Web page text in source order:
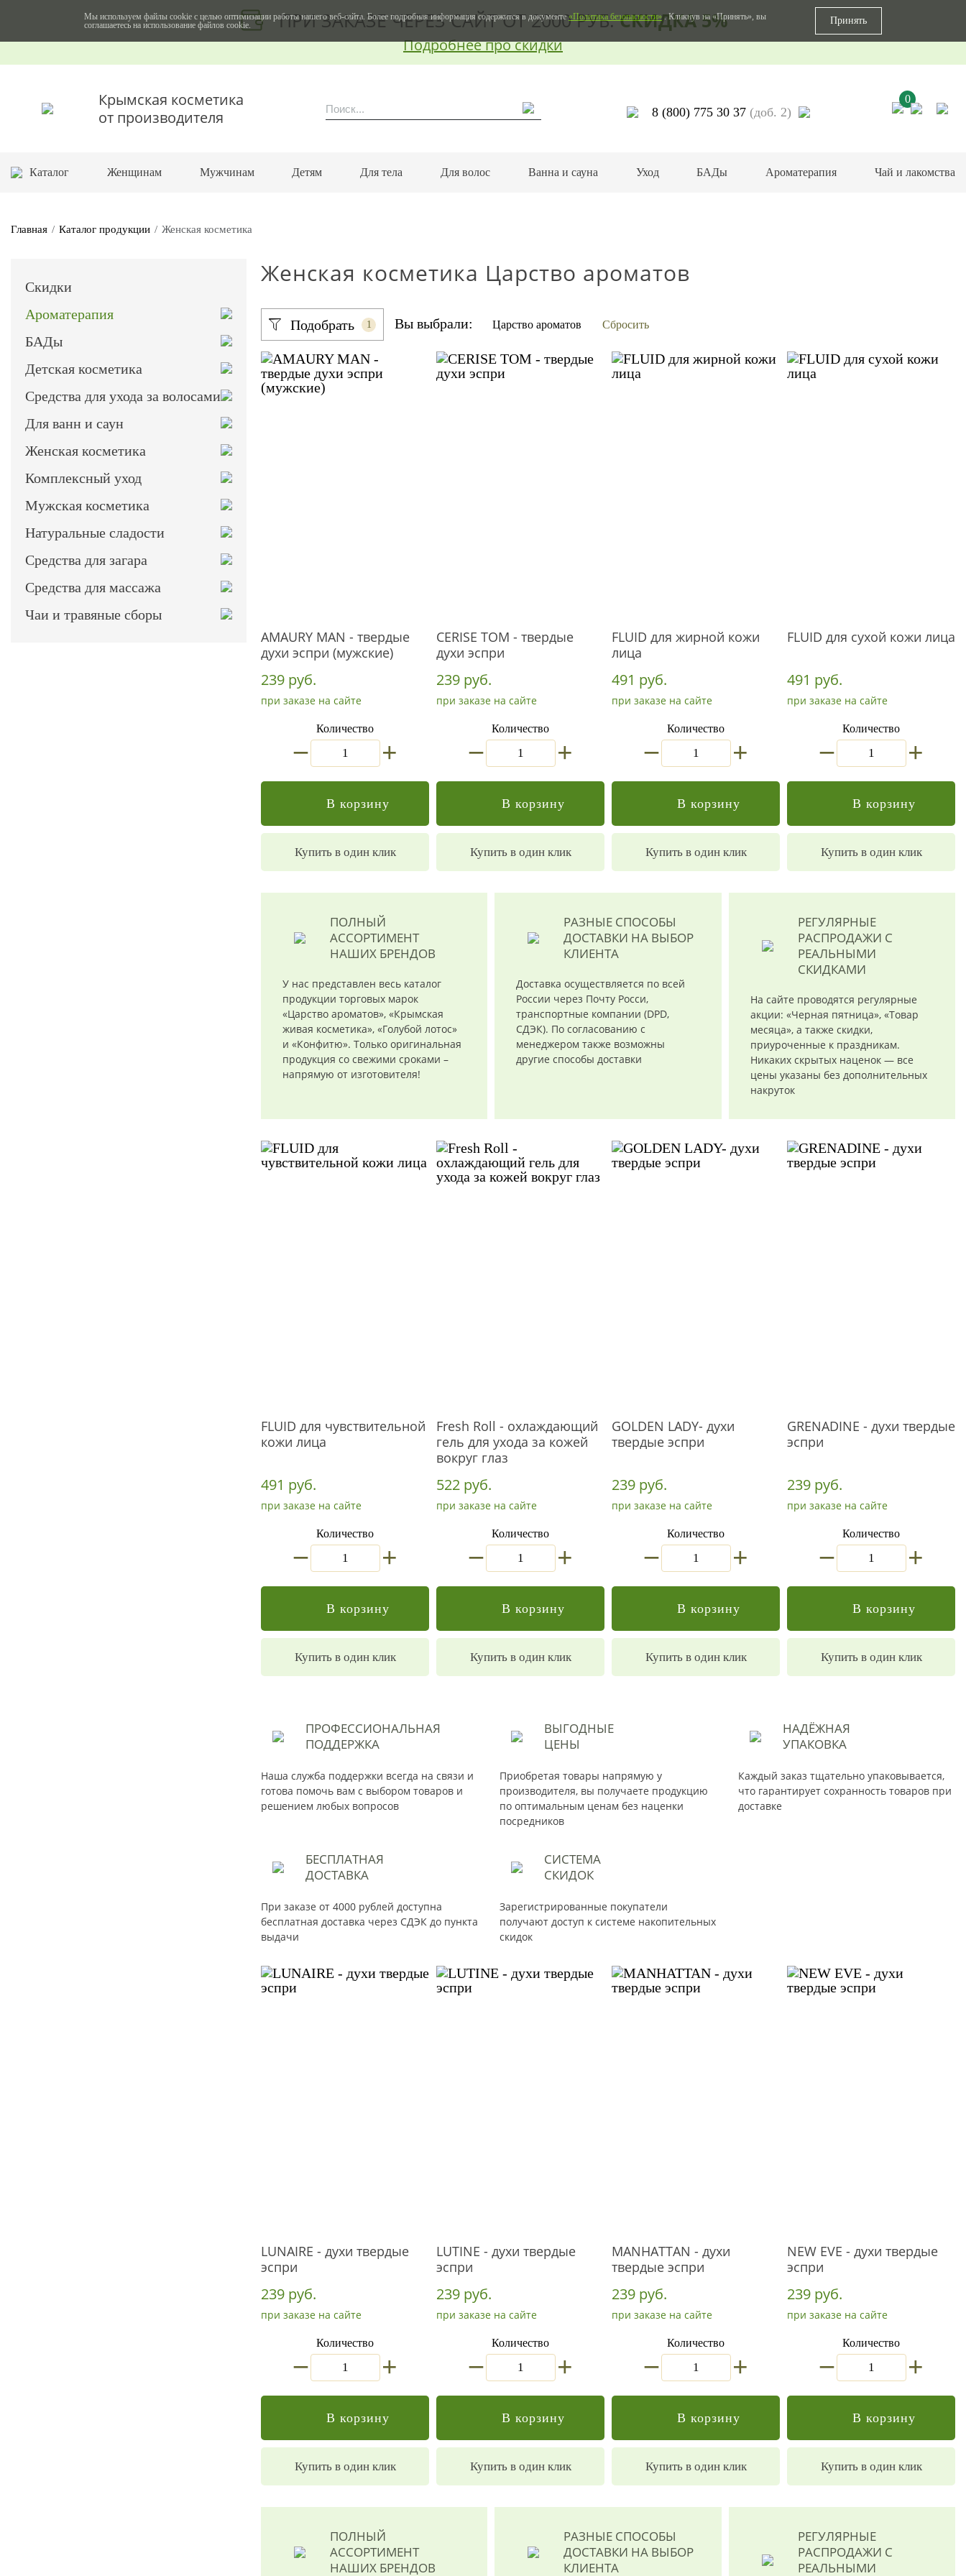
ПРИ ЗАКАЗЕ ЧЕРЕЗ САЙТ ОТ 2000 РУБ.СКИДКА 5%
Подробнее про скидки
Крымская косметика
от производителя
8 (800) 775 30 37 (доб. 2)
0
Каталог Женщинам Мужчинам Детям Для тела Для волос Ванна и сауна Уход БАДы Ароматерапия Чай и лакомства
Главная Каталог продукции Женская косметика
Скидки
Ароматерапия
БАДы
Детская косметика
Средства для ухода за волосами
Для ванн и саун
Женская косметика
Комплексный уход
Мужская косметика
Натуральные сладости
Средства для загара
Средства для массажа
Чаи и травяные сборы
Женская косметика Царство ароматов
Подобрать 1 Вы выбрали: Царство ароматов Сбросить
AMAURY MAN - твердые
духи эспри (мужские)
239 руб.
при заказе на сайте
Количество
+
В корзину
Купить в один клик
CERISE TOM - твердые
духи эспри
239 руб.
при заказе на сайте
Количество
+
В корзину
Купить в один клик
FLUID для жирной кожи
лица
491 руб.
при заказе на сайте
Количество
+
В корзину
Купить в один клик
FLUID для сухой кожи лица
491 руб.
при заказе на сайте
Количество
+
В корзину
Купить в один клик
ПОЛНЫЙ
АССОРТИМЕНТ
НАШИХ БРЕНДОВ
У нас представлен весь каталог
продукции торговых марок
«Царство ароматов», «Крымская
живая косметика», «Голубой лотос»
и «Конфитю». Только оригинальная
продукция со свежими сроками –
напрямую от изготовителя!
РАЗНЫЕ СПОСОБЫ
ДОСТАВКИ НА ВЫБОР
КЛИЕНТА
Доставка осуществляется по всей
России через Почту Росси,
транспортные компании (DPD,
СДЭК). По согласованию с
менеджером также возможны
другие способы доставки
РЕГУЛЯРНЫЕ
РАСПРОДАЖИ С
РЕАЛЬНЫМИ
СКИДКАМИ
На сайте проводятся регулярные
акции: «Черная пятница», «Товар
месяца», а также скидки,
приуроченные к праздникам.
Никаких скрытых наценок — все
цены указаны без дополнительных
накруток
FLUID для чувствительной
кожи лица
491 руб.
при заказе на сайте
Количество
+
В корзину
Купить в один клик
Fresh Roll - охлаждающий
гель для ухода за кожей
вокруг глаз
522 руб.
при заказе на сайте
Количество
+
В корзину
Купить в один клик
GOLDEN LADY- духи
твердые эспри
239 руб.
при заказе на сайте
Количество
+
В корзину
Купить в один клик
GRENADINE - духи твердые
эспри
239 руб.
при заказе на сайте
Количество
+
В корзину
Купить в один клик
ПРОФЕССИОНАЛЬНАЯ
ПОДДЕРЖКА
Наша служба поддержки всегда на связи и
готова помочь вам с выбором товаров и
решением любых вопросов
ВЫГОДНЫЕ
ЦЕНЫ
Приобретая товары напрямую у
производителя, вы получаете продукцию
по оптимальным ценам без наценки
посредников
НАДЁЖНАЯ
УПАКОВКА
Каждый заказ тщательно упаковывается,
что гарантирует сохранность товаров при
доставке
БЕСПЛАТНАЯ
ДОСТАВКА
При заказе от 4000 рублей доступна
бесплатная доставка через СДЭК до пункта
выдачи
СИСТЕМА
СКИДОК
Зарегистрированные покупатели
получают доступ к системе накопительных
скидок
LUNAIRE - духи твердые
эспри
239 руб.
при заказе на сайте
Количество
+
В корзину
Купить в один клик
LUTINE - духи твердые
эспри
239 руб.
при заказе на сайте
Количество
+
В корзину
Купить в один клик
MANHATTAN - духи
твердые эспри
239 руб.
при заказе на сайте
Количество
+
В корзину
Купить в один клик
NEW EVE - духи твердые
эспри
239 руб.
при заказе на сайте
Количество
+
В корзину
Купить в один клик
ПОЛНЫЙ
АССОРТИМЕНТ
НАШИХ БРЕНДОВ
РАЗНЫЕ СПОСОБЫ
ДОСТАВКИ НА ВЫБОР
КЛИЕНТА
РЕГУЛЯРНЫЕ
РАСПРОДАЖИ С
РЕАЛЬНЫМИ
Мы используем файлы cookie с целью оптимизации работы нашего веб-сайта. Более подробная информация содержится в документе«Политика безопасности». Кликнув на «Принять», вы
соглашаетесь на использование файлов cookie.
Принять